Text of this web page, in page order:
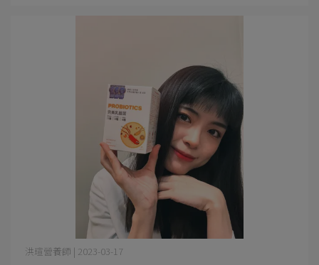
洪瑄營養師 | 2023-03-17